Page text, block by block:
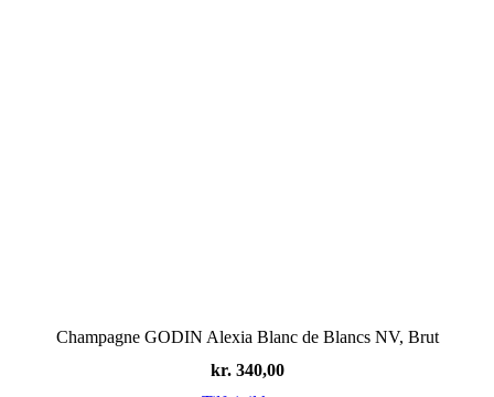
Champagne GODIN Alexia Blanc de Blancs NV, Brut
kr.340,00